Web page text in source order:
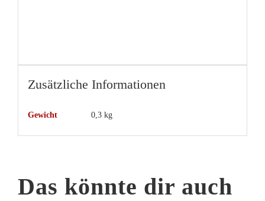
Zusätzliche Informationen
Gewicht 0,3 kg
Das könnte dir auch